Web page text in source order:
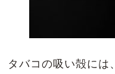
タバコの吸い殻には